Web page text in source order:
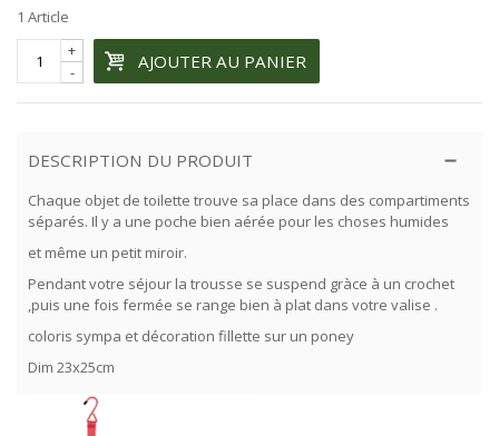
1 Article
-
+ AJOUTER AU PANIER
DESCRIPTION DU PRODUIT
Chaque objet de toilette trouve sa place dans des compartiments
séparés. Il y a une poche bien aérée pour les choses humides
et même un petit miroir.
Pendant votre séjour la trousse se suspend gràce à un crochet
,puis une fois fermée se range bien à plat dans votre valise .
coloris sympa et décoration fillette sur un poney
Dim 23x25cm